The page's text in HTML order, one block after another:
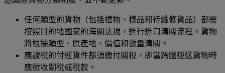
任何類型的貨物（包括禮物、樣品和待維修貨品）都需
按照目的地國家的海關法規，進行進口清關流程。貨物
將根據類型、原產地、價值和數量清關。
應課稅的付運貨件都須繳付關稅，即當跨國運送貨物時
應徵收關稅或稅款。